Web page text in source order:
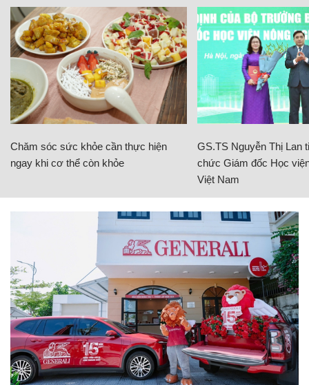
Chăm sóc sức khỏe cần thực hiện
ngay khi cơ thể còn khỏe
GS.TS Nguyễn Thị Lan
chức Giám đốc Học
Việt Nam